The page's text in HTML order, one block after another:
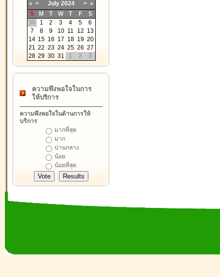
« < July 2024 > »
S
M T W T F
S
30
1 2 3 4 5
6
7
8 9 10 11 12 13
14 15 16 17 18 19 20
21 22 23 24 25 26 27
28 29 30 31 1 2 3
ความพึงพอใจในการ
ให้บริการ
ความพึงพอใจในด้านการให้
บริการ
มากที่สุด
มาก
ปานกลาง
น้อย
น้อยที่สุด